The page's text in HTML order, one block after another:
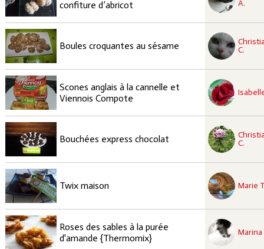
confiture d’abricot A.
Boules croquantes au sésame
C.
recette à tester
Scones anglais à la cannelle et
Viennois Compote
recette à tester
Bouchées express chocolat
C.
recette à tester
Twix maison Marie
recette à tester
Roses des sables à la purée
d'amande {Thermomix}
Marina
recette à tester